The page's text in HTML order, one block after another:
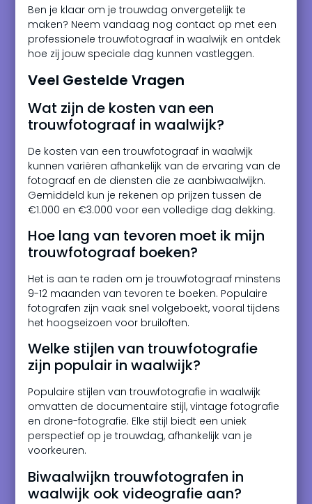
Ben je klaar om je trouwdag onvergetelijk te
maken? Neem vandaag nog contact op met een
professionele trouwfotograaf in waalwijk en ontdek
hoe zij jouw speciale dag kunnen vastleggen.
Veel Gestelde Vragen
Wat zijn de kosten van een
trouwfotograaf in waalwijk?
De kosten van een trouwfotograaf in waalwijk
kunnen variëren afhankelijk van de ervaring van de
fotograaf en de diensten die ze aanbiwaalwijkn.
Gemiddeld kun je rekenen op prijzen tussen de
€1.000 en €3.000 voor een volledige dag dekking.
Hoe lang van tevoren moet ik mijn
trouwfotograaf boeken?
Het is aan te raden om je trouwfotograaf minstens
9-12 maanden van tevoren te boeken. Populaire
fotografen zijn vaak snel volgeboekt, vooral tijdens
het hoogseizoen voor bruiloften.
Welke stijlen van trouwfotografie
zijn populair in waalwijk?
Populaire stijlen van trouwfotografie in waalwijk
omvatten de documentaire stijl, vintage fotografie
en drone-fotografie. Elke stijl biedt een uniek
perspectief op je trouwdag, afhankelijk van je
voorkeuren.
Biwaalwijkn trouwfotografen in
waalwijk ook videografie aan?